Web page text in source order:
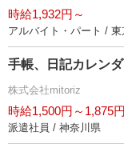
時給1,932円～
アルバイト・パート / 東
手帳、日記カレン
株式会社mitoriz
時給1,500円～1,875円
派遣社員 / 神奈川県